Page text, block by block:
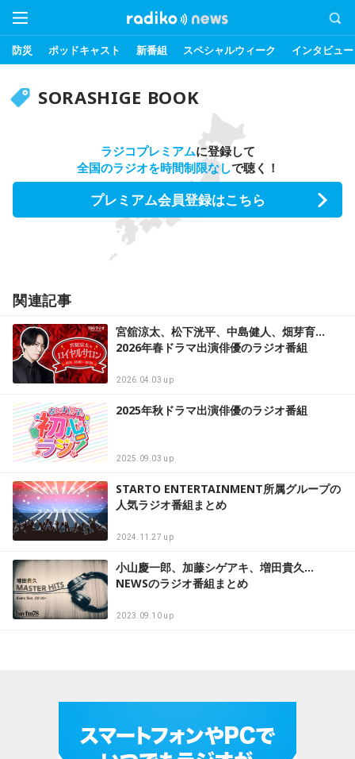
防災 ポッドキャスト 新番組 スペシャルウィーク インタビュー
SORASHIGE BOOK
ラジコプレミアムに登録して
全国のラジオを時間制限なしで聴く！
プレミアム会員登録はこちら
関連記事
宮舘涼太、松下洸平、中島健人、畑芽育…
2026年春ドラマ出演俳優のラジオ番組
2026.04.03 up
2025年秋ドラマ出演俳優のラジオ番組
2025.09.03 up
STARTO ENTERTAINMENT所属グループの
人気ラジオ番組まとめ
2024.11.27 up
小山慶一郎、加藤シゲアキ、増田貴久…
NEWSのラジオ番組まとめ
2023.09.10 up